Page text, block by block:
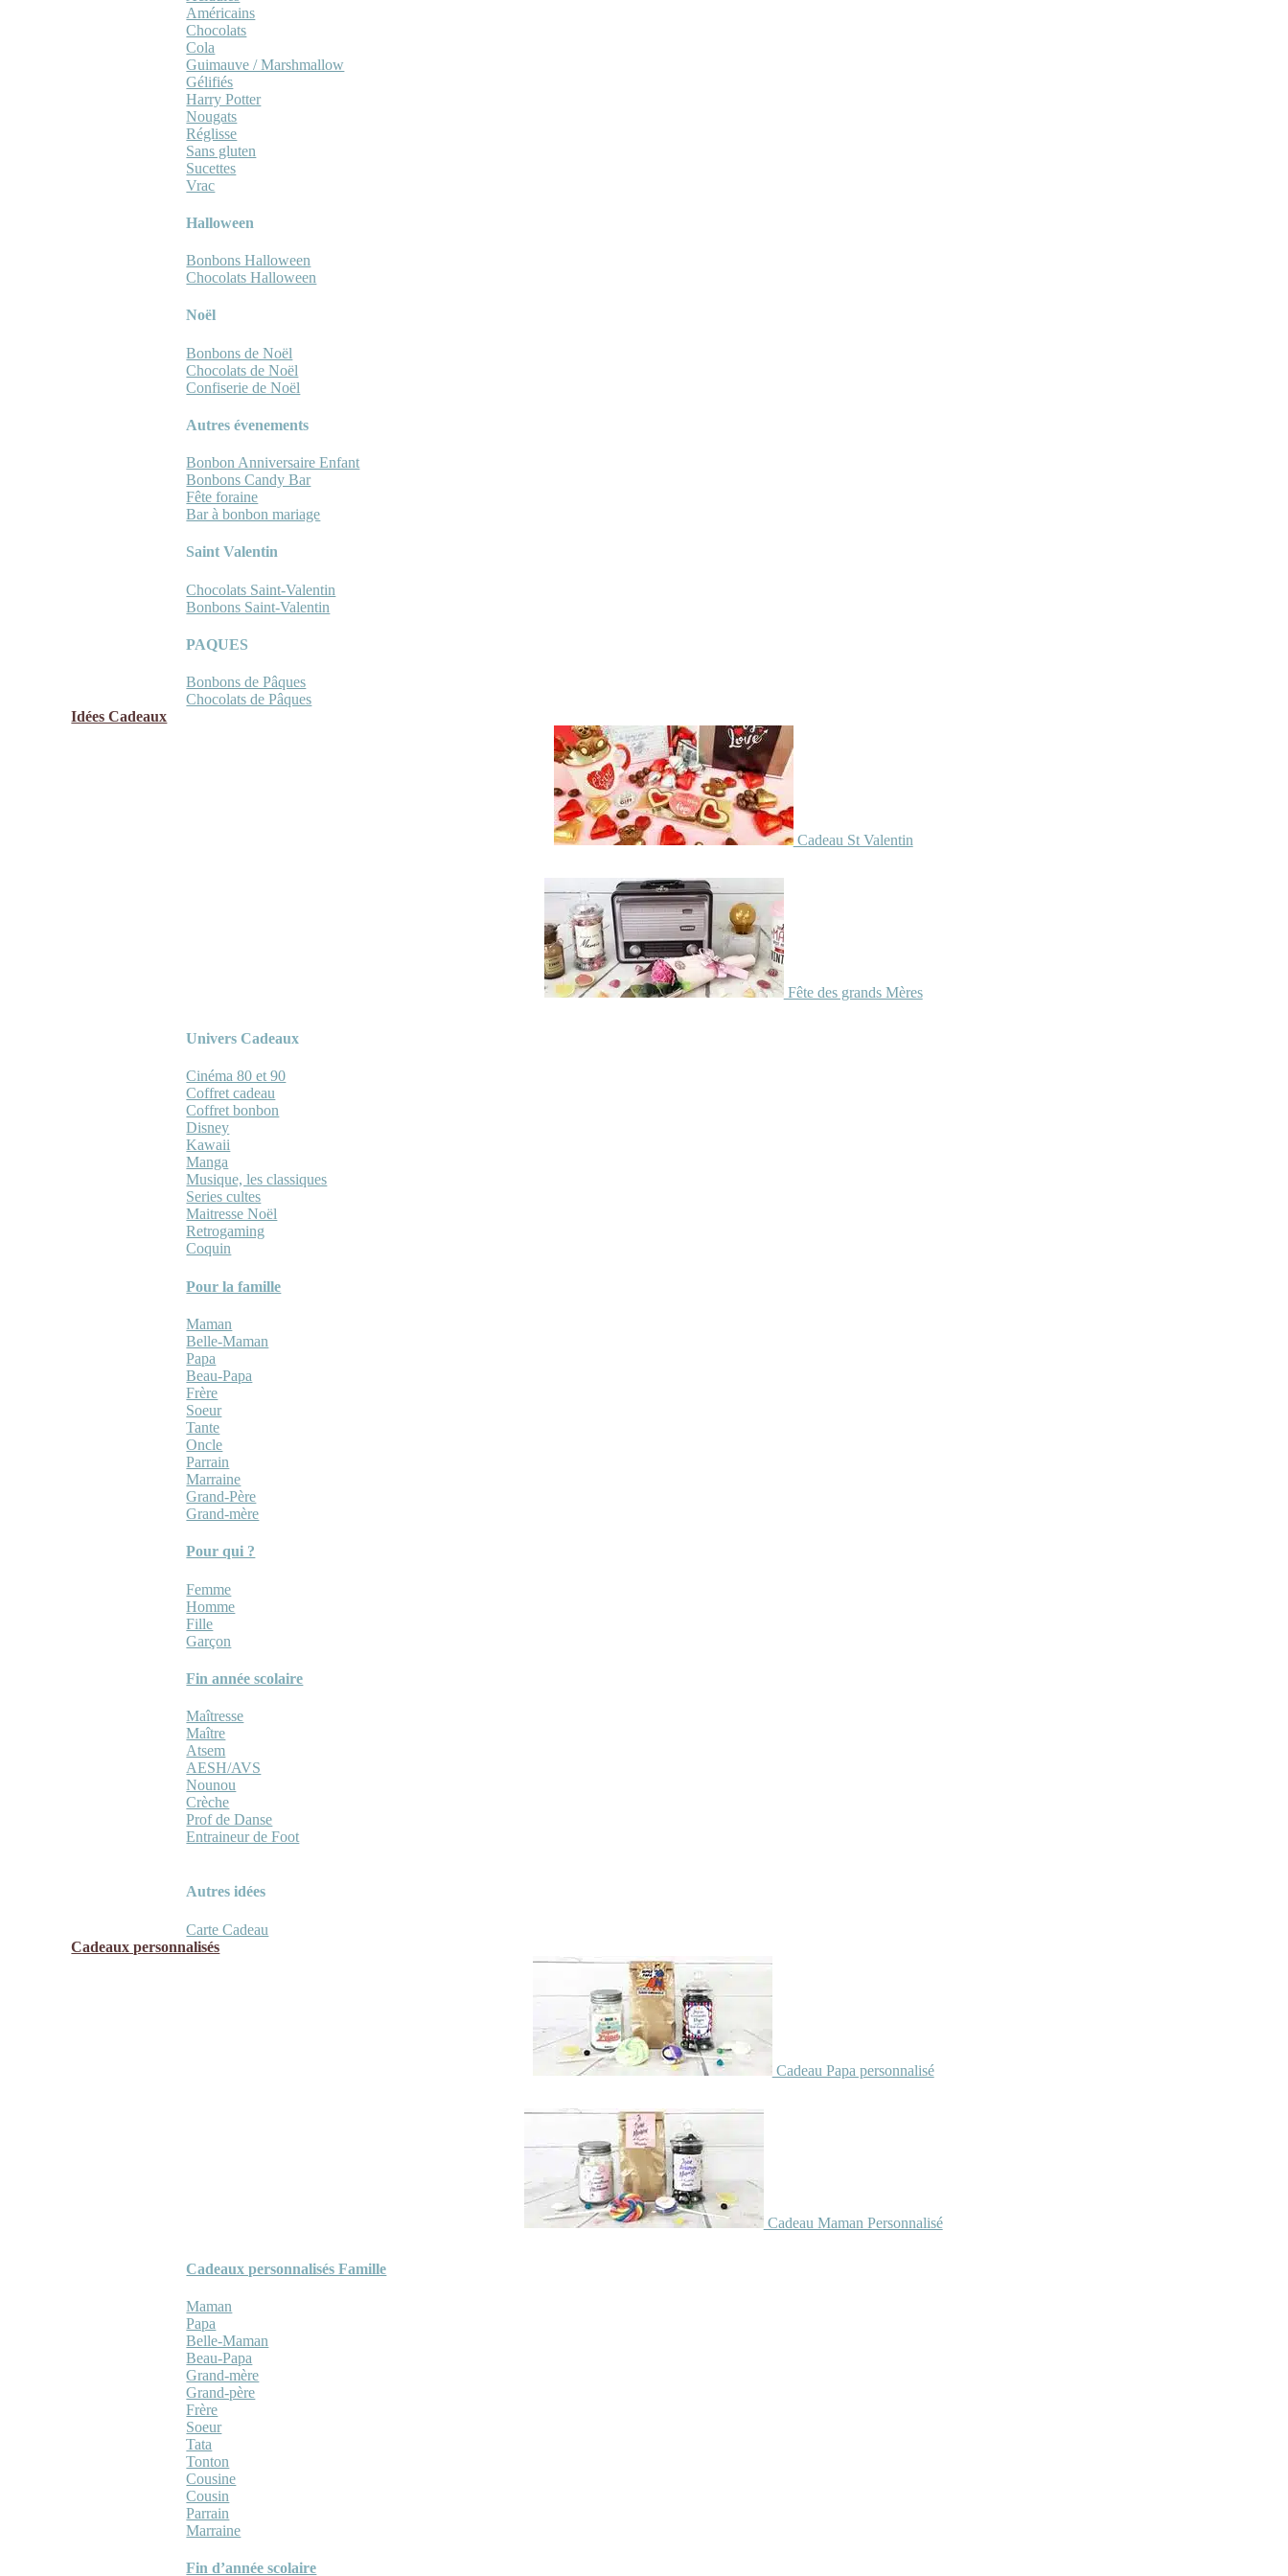
Américains
Chocolats
Cola
Guimauve / Marshmallow
Gélifiés
Harry Potter
Nougats
Réglisse
Sans gluten
Sucettes
Vrac
Halloween
Bonbons Halloween
Chocolats Halloween
Noël
Bonbons de Noël
Chocolats de Noël
Confiserie de Noël
Autres évenements
Bonbon Anniversaire Enfant
Bonbons Candy Bar
Fête foraine
Bar à bonbon mariage
Saint Valentin
Chocolats Saint-Valentin
Bonbons Saint-Valentin
PAQUES
Bonbons de Pâques
Chocolats de Pâques
Idées Cadeaux
Cadeau St Valentin
Fête des grands Mères
Univers Cadeaux
Cinéma 80 et 90
Coffret cadeau
Coffret bonbon
Disney
Kawaii
Manga
Musique, les classiques
Series cultes
Maitresse Noël
Retrogaming
Coquin
Pour la famille
Maman
Belle-Maman
Papa
Beau-Papa
Frère
Soeur
Tante
Oncle
Parrain
Marraine
Grand-Père
Grand-mère
Pour qui ?
Femme
Homme
Fille
Garçon
Fin année scolaire
Maîtresse
Maître
Atsem
AESH/AVS
Nounou
Crèche
Prof de Danse
Entraineur de Foot
Autres idées
Carte Cadeau
Cadeaux personnalisés
Cadeau Papa personnalisé
Cadeau Maman Personnalisé
Cadeaux personnalisés Famille
Maman
Papa
Belle-Maman
Beau-Papa
Grand-mère
Grand-père
Frère
Soeur
Tata
Tonton
Cousine
Cousin
Parrain
Marraine
Fin d’année scolaire